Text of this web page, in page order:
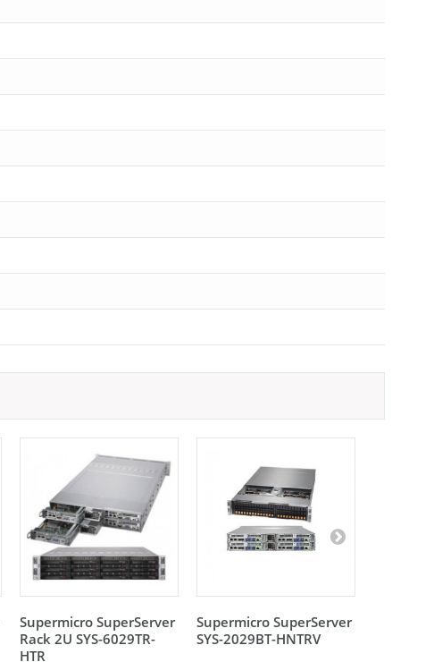
Supermicro SuperServer
Rack 2U SYS-6029TR-
HTR
Supermicro SuperServer
SYS-2029BT-HNTRV